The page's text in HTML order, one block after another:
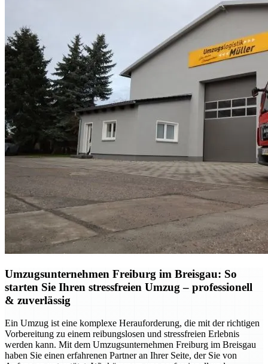
Umzugsunternehmen Freiburg im Breisgau: So
starten Sie Ihren stressfreien Umzug – professionell
& zuverlässig
Ein Umzug ist eine komplexe Herauforderung, die mit der richtigen
Vorbereitung zu einem reibungslosen und stressfreien Erlebnis
werden kann. Mit dem Umzugsunternehmen Freiburg im Breisgau
haben Sie einen erfahrenen Partner an Ihrer Seite, der Sie von